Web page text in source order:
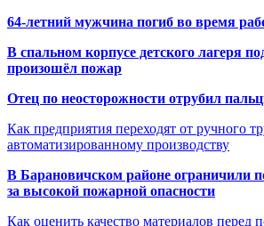
64-летний мужчина погиб во время
В спальном корпусе детского лагеря
произошёл пожар
Отец по неосторожности отрубил
Как предприятия переходят от ручного
автоматизированному производству
В Барановичском районе ограничили
за высокой пожарной опасности
Как оценить качество материалов перед